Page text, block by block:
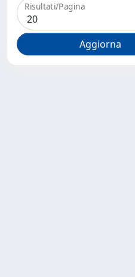
Risultati/Pagina